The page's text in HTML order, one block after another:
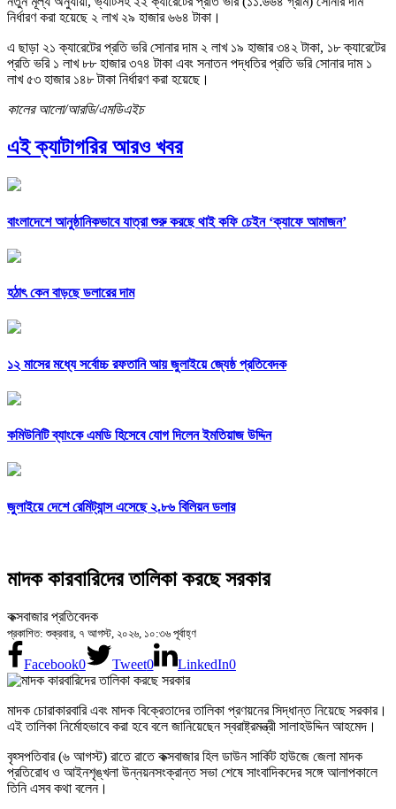
নির্ধারণ করা হয়েছে ২ লাখ ২৯ হাজার ৬৬৪ টাকা।
এ ছাড়া ২১ ক্যারেটের প্রতি ভরি সোনার দাম ২ লাখ ১৯ হাজার ৩৪২ টাকা, ১৮ ক্যারেটের
প্রতি ভরি ১ লাখ ৮৮ হাজার ৩৭৪ টাকা এবং সনাতন পদ্ধতির প্রতি ভরি সোনার দাম ১
লাখ ৫৩ হাজার ১৪৮ টাকা নির্ধারণ করা হয়েছে।
কালের আলো/আরডি/এমডিএইচ
এই ক্যাটাগরির আরও খবর
বাংলাদেশে আনুষ্ঠানিকভাবে যাত্রা শুরু করছে থাই কফি চেইন ‘ক্যাফে আমাজন’
হঠাৎ কেন বাড়ছে ডলারের দাম
১২ মাসের মধ্যে সর্বোচ্চ রফতানি আয় জুলাইয়ে জ্যেষ্ঠ প্রতিবেদক
কমিউনিটি ব্যাংকে এমডি হিসেবে যোগ দিলেন ইমতিয়াজ উদ্দিন
জুলাইয়ে দেশে রেমিট্যান্স এসেছে ২.৮৬ বিলিয়ন ডলার
মাদক কারবারিদের তালিকা করছে সরকার
কক্সবাজার প্রতিবেদক
প্রকাশিত: শুক্রবার, ৭ আগস্ট, ২০২৬, ১০:৩৬ পূর্বাহ্ণ
Facebook0 Tweet0 LinkedIn0
মাদক চোরাকারবারি এবং মাদক বিক্রেতাদের তালিকা প্রণয়নের সিদ্ধান্ত নিয়েছে সরকার।
এই তালিকা নির্মোহভাবে করা হবে বলে জানিয়েছেন স্বরাষ্ট্রমন্ত্রী সালাহউদ্দিন আহমেদ।
বৃহ্সপতিবার (৬ আগস্ট) রাতে রাতে কক্সবাজার হিল ডাউন সার্কিট হাউজে জেলা মাদক
প্রতিরোধ ও আইনশৃঙ্খলা উন্নয়নসংক্রান্ত সভা শেষে সাংবাদিকদের সঙ্গে আলাপকালে
তিনি এসব কথা বলেন।